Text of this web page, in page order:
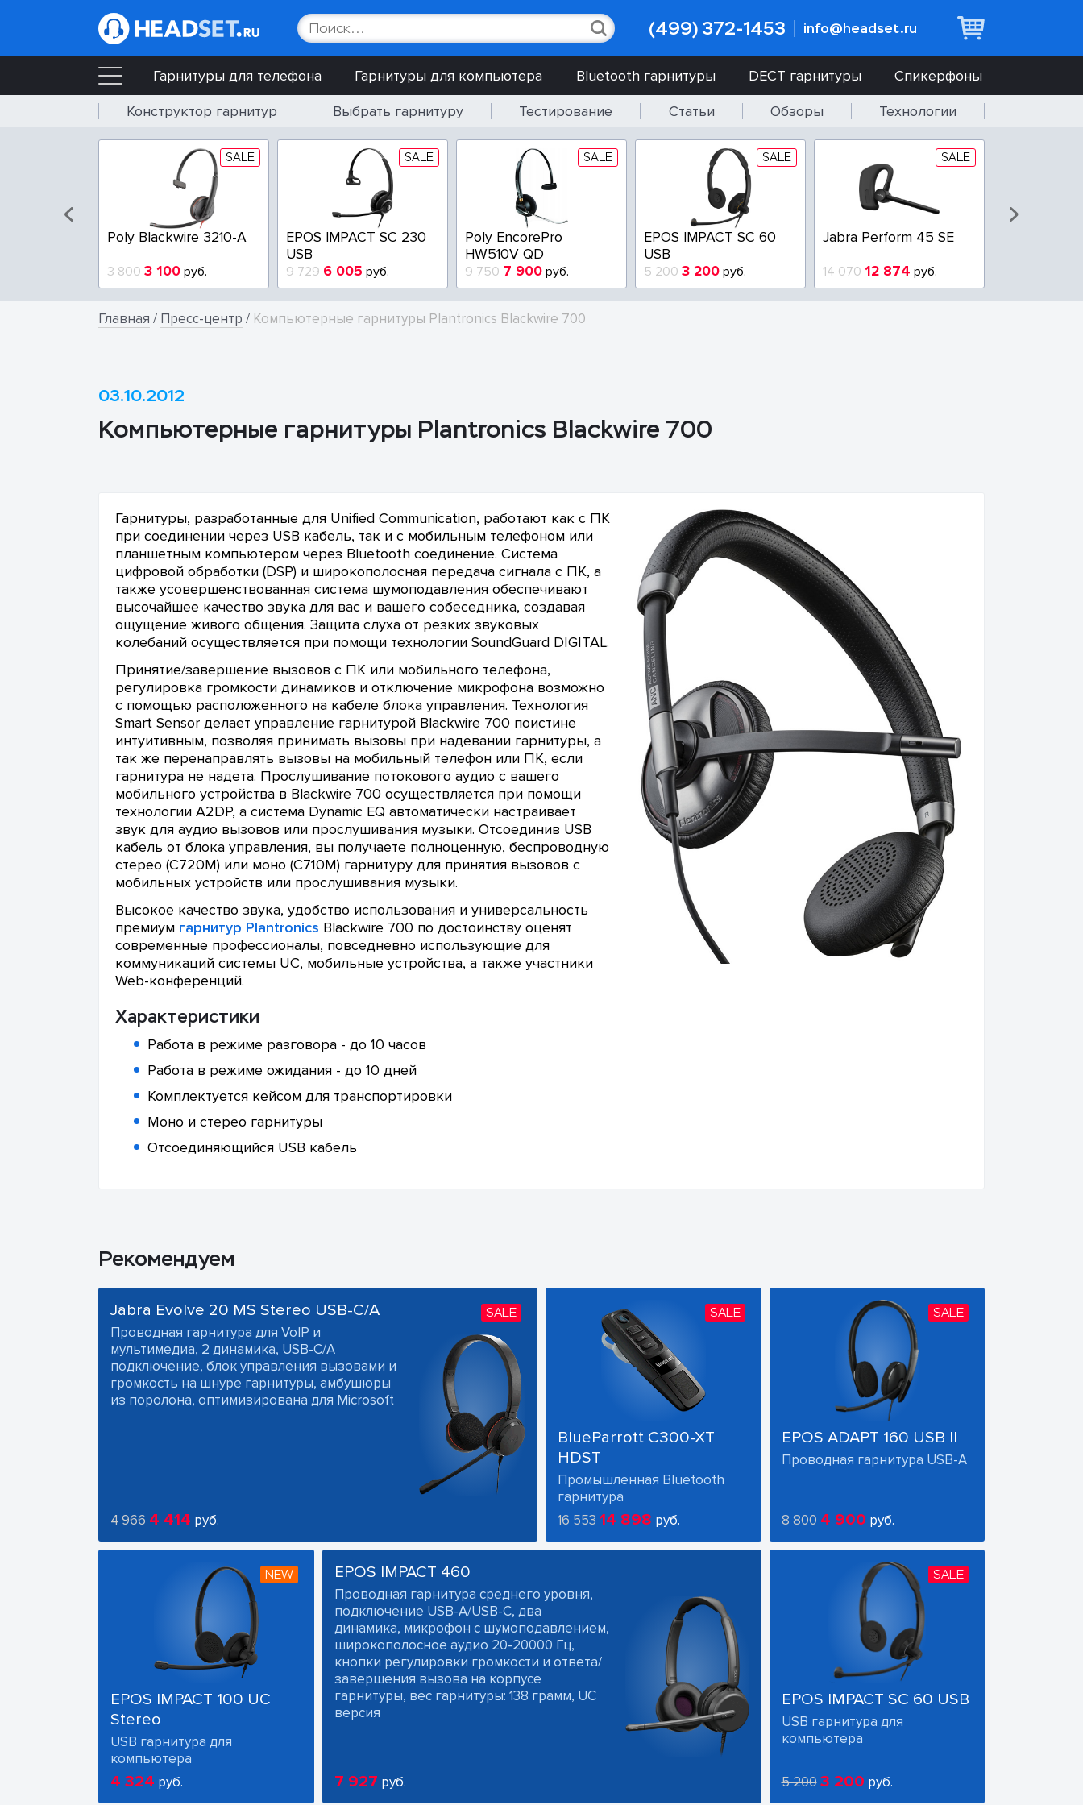
(499) 372-1453 info@headset.ru
Гарнитуры для телефона Гарнитуры для компьютера Bluetooth гарнитуры DECT гарнитуры
Спикерфоны
Конструктор гарнитур
Выбрать гарнитуру Тестирование Статьи Обзоры Технологии
SALE
Poly Blackwire 3210-A
3 800 3 100 руб.
SALE
EPOS IMPACT SC 230
USB
9 729 6 005 руб.
SALE
Poly EncorePro
HW510V QD
9 750 7 900 руб.
SALE
EPOS IMPACT SC 60
USB
5 200 3 200 руб.
SALE
Jabra Perform 45 SE
14 070 12 874 руб.
Главная / Пресс-центр / Компьютерные гарнитуры Plantronics Blackwire 700
03.10.2012
Компьютерные гарнитуры Plantronics Blackwire 700
Гарнитуры, разработанные для Unified Communication, работают как с ПК
при соединении через USB кабель, так и с мобильным телефоном или
планшетным компьютером через Bluetooth соединение. Система
цифровой обработки (DSP) и широкополосная передача сигнала с ПК, а
также усовершенствованная система шумоподавления обеспечивают
высочайшее качество звука для вас и вашего собеседника, создавая
ощущение живого общения. Защита слуха от резких звуковых
колебаний осуществляется при помощи технологии SoundGuard DIGITAL.
Принятие/завершение вызовов с ПК или мобильного телефона,
регулировка громкости динамиков и отключение микрофона возможно
с помощью расположенного на кабеле блока управления. Технология
Smart Sensor делает управление гарнитурой Blackwire 700 поистине
интуитивным, позволяя принимать вызовы при надевании гарнитуры, а
так же перенаправлять вызовы на мобильный телефон или ПК, если
гарнитура не надета. Прослушивание потокового аудио с вашего
мобильного устройства в Blackwire 700 осуществляется при помощи
технологии A2DP, а система Dynamic EQ автоматически настраивает
звук для аудио вызовов или прослушивания музыки. Отсоединив USB
кабель от блока управления, вы получаете полноценную, беспроводную
стерео (C720M) или моно (C710M) гарнитуру для принятия вызовов с
мобильных устройств или прослушивания музыки.
Высокое качество звука, удобство использования и универсальность
премиум гарнитур Plantronics Blackwire 700 по достоинству оценят
современные профессионалы, повседневно использующие для
коммуникаций системы UC, мобильные устройства, а также участники
Web-конференций.
Характеристики
Работа в режиме разговора - до 10 часов
Работа в режиме ожидания - до 10 дней
Комплектуется кейсом для транспортировки
Моно и стерео гарнитуры
Отсоединяющийся USB кабель
Рекомендуем
SALE
Jabra Evolve 20 MS Stereo USB-C/A
Проводная гарнитура для VoIP и
мультимедиа, 2 динамика, USB-C/A
подключение, блок управления вызовами и
громкость на шнуре гарнитуры, амбушюры
из поролона, оптимизирована для Microsoft
4 966 4 414 руб.
EPOS IMPACT 460
Проводная гарнитура среднего уровня,
подключение USB-A/USB-C, два
динамика, микрофон с шумоподавлением,
широкополосное аудио 20-20000 Гц,
кнопки регулировки громкости и ответа/
завершения вызова на корпусе
гарнитуры, вес гарнитуры: 138 грамм, UC
версия
7 927 руб.
SALE
BlueParrott C300-XT
HDST
Промышленная Bluetooth
гарнитура
16 55314 898 руб.
SALE
EPOS ADAPT 160 USB II
Проводная гарнитура USB-A
8 800 4 900 руб.
NEW
EPOS IMPACT 100 UC
Stereo
USB гарнитура для
компьютера
4 324 руб.
SALE
EPOS IMPACT SC 60 USB
USB гарнитура для
компьютера
5 200 3 200 руб.